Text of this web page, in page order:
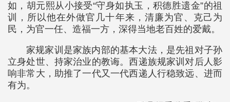
如，胡元熙从小接受“守身如执玉，积德胜遗金”的祖
训，所以他在外做官几十年来，清廉为官、克己为
民，为官一任、造福一方，深得当地老百姓的爱戴。
家规家训是家族内部的基本大法，是先祖对子孙
立身处世、持家治业的教诲。西递族规家训对后人影
响非常大，助推了一代又一代西递人行稳致远、进而
有为。